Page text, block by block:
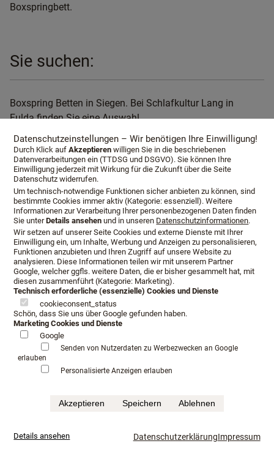
Boxspringbett.
Sie suchen:
Boxspring Betten in Siegen. Bei Schlafkultur Lang in
Fulda finden Sie eine Auswahl.
<link internal-link internal link in current>Wittmann
Boxspring Betten, <link internal-link internal link in
current>Jensen Boxspring Betten, Boxspring Betten
Boxspring Betten Wiesbaden, Vispring Betten
Boxspringbetten, Beratung,
Datenschutzeinstellungen – Wir benötigen Ihre Einwilligung!
Durch Klick aufAkzeptieren willigen Sie in die beschriebenen
Datenverarbeitungen ein (TTDSG und DSGVO). Sie können Ihre
Einwilligung jederzeit mit Wirkung für die Zukunft über die Seite
Datenschutz widerrufen.
Um technisch-notwendige Funktionen sicher anbieten zu können, sind
bestimmte Cookies immer aktiv (Kategorie: essenziell). Weitere
Informationen zur Verarbeitung Ihrer personenbezogenen Daten finden
Sie unterDetails ansehen und in unseren Datenschutzinformationen.
Wir setzen auf unserer Seite Cookies und externe Dienste mit Ihrer
Einwilligung ein, um Inhalte, Werbung und Anzeigen zu personalisieren,
Funktionen anzubieten und Ihren Zugriff auf unsere Website zu
analysieren. Diese Informationen teilen wir mit unserem Partner
Google, welcher ggfls. weitere Daten, die er bisher gesammelt hat, mit
diesen zusammenführt (Kategorie: Marketing).
Technisch erforderliche (essenzielle) Cookies und Dienste
cookieconsent_status
Schön, dass Sie uns über Google gefunden haben.
Marketing Cookies und Dienste
Google
Senden von Nutzerdaten zu Werbezwecken an Google
erlauben
Personalisierte Anzeigen erlauben
Akzeptieren Speichern Ablehnen
Details ansehen DatenschutzerklärungImpressum